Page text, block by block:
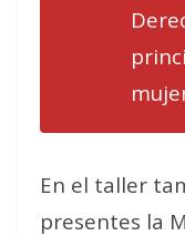
En el taller
presentes la